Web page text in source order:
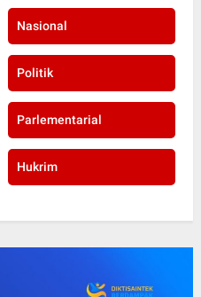
Nasional
Politik
Parlementarial
Hukrim